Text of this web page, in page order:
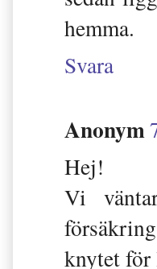
hemma.
Svara
Anonym
Hej!
Vi
knytet för